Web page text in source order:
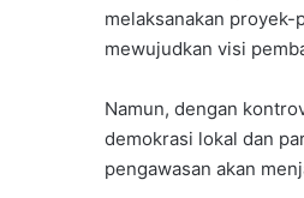
melaksanakan
mewujudkan visi
Namun, dengan
demokrasi lokal dan
pengawasan akan